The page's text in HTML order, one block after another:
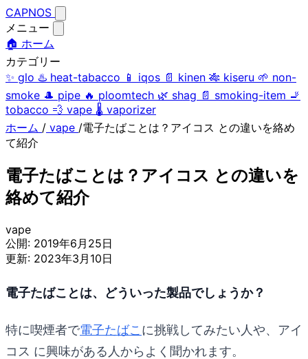
CAPNOS
メニュー
🏠 ホーム
カテゴリー
✨ glo ♨️ heat-tabacco 📱 iqos 📄 kinen 🎋 kiseru 🌱 non-
smoke 🎩 pipe 🔥 ploomtech 🌿 shag 📄 smoking-item 🚬
tobacco 💨 vape 🌡️ vaporizer
ホーム / vape /電子たばことは？アイコス との違いを絡め
て紹介
電子たばことは？アイコス との違いを
絡めて紹介
vape
公開: 2019年6月25日
更新: 2023年3月10日
電子たばことは、どういった製品でしょうか？
特に喫煙者で電子たばこ に挑戦してみたい人や、アイ
コス に興味がある人からよく聞かれます。